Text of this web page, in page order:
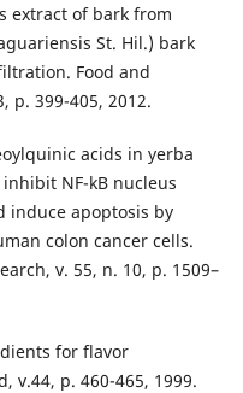
extract of bark from
St. Hil.) bark
Food and
p. 399-405, 2012.
acids in yerba
NF-kB nucleus
induce apoptosis by
colon cancer cells.
v. 55, n. 10, p. 1509–
for flavor
v.44, p. 460-465, 1999.